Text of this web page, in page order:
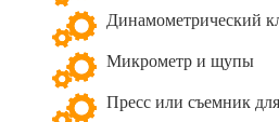
Динамометрический
Микрометр и щупы
Пресс или съемник